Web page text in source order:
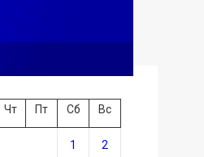
Чт Пт Сб Вс
1 2